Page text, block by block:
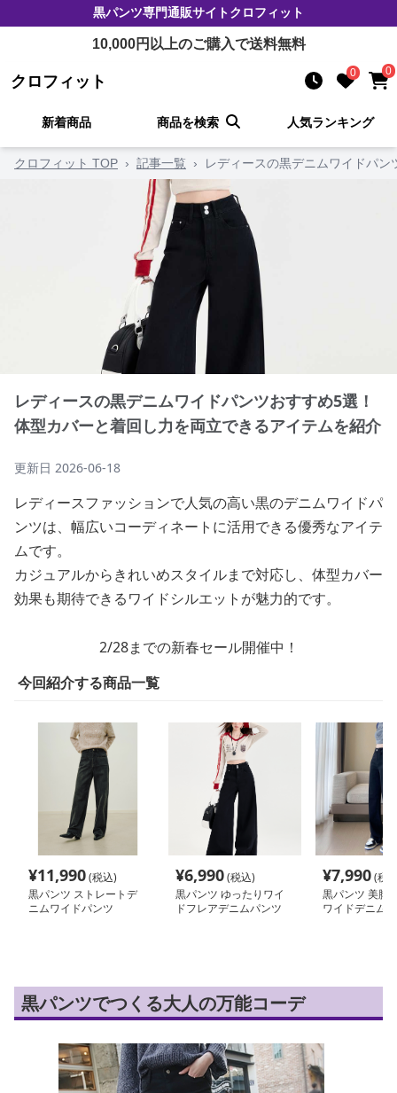
黒パンツ専門通販サイトクロフィット
10,000円以上のご購入で送料無料
クロフィット 0 0
新着商品 商品を検索 人気ランキング
クロフィット TOP › 記事一覧 › レディースの黒デニムワイドパ
レディースの黒デニムワイドパンツおすすめ5選！
体型カバーと着回し力を両立できるアイテムを紹介
更新日 2026-06-18
レディースファッションで人気の高い黒のデニムワイドパ
ンツは、幅広いコーディネートに活用できる優秀なアイテ
ムです。
カジュアルからきれいめスタイルまで対応し、体型カバー
効果も期待できるワイドシルエットが魅力的です。
2/28までの新春セール開催中！
今回紹介する商品一覧
¥11,990(税込)
黒パンツ ストレートデ
ニムワイドパンツ
¥6,990(税込)
黒パンツ ゆったりワイ
ドフレアデニムパンツ
¥7,990(税
黒パンツ 美脚
ワイドデニム
黒パンツでつくる大人の万能コーデ